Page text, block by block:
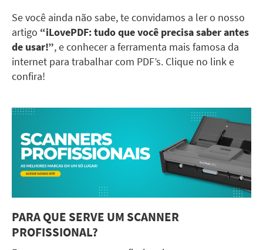
Se você ainda não sabe, te convidamos a ler o nosso
artigo “iLovePDF: tudo que você precisa saber antes
de usar!”, e conhecer a ferramenta mais famosa da
internet para trabalhar com PDF’s. Clique no link e
confira!
PARA QUE SERVE UM SCANNER
PROFISSIONAL?